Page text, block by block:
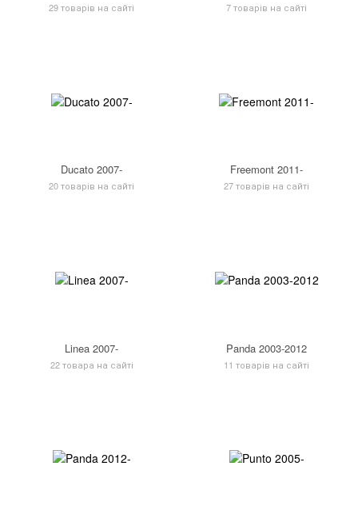
29 товарів на сайті 7 товарів на сайті
Ducato 2007-
20 товарів на сайті
Freemont 2011-
27 товарів на сайті
Linea 2007-
22 товара на сайті
Panda 2003-2012
11 товарів на сайті